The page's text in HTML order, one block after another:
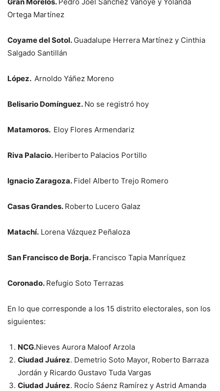
Ortega Martínez
Coyame del Sotol. Guadalupe Herrera Martínez y Cinthia
Salgado Santillán
López. Arnoldo Yáñez Moreno
Belisario Domínguez. No se registró hoy
Matamoros. Eloy Flores Armendariz
Riva Palacio. Heriberto Palacios Portillo
Ignacio Zaragoza. Fidel Alberto Trejo Romero
Casas Grandes. Roberto Lucero Galaz
Matachí. Lorena Vázquez Peñaloza
San Francisco de Borja. Francisco Tapia Manríquez
Coronado. Refugio Soto Terrazas
En lo que corresponde a los 15 distrito electorales, son los
siguientes:
NCG.Nieves Aurora Maloof Arzola
Ciudad Juárez. Demetrio Soto Mayor, Roberto Barraza
Jordán y Ricardo Gustavo Tuda Vargas
Ciudad Juárez. Rocío Sáenz Ramírez y Astrid Amanda